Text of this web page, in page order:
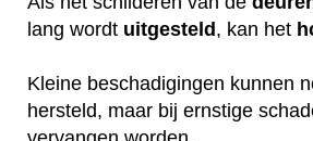
lang wordt uitgesteld, kan het
Kleine beschadigingen kunnen
hersteld, maar bij ernstige